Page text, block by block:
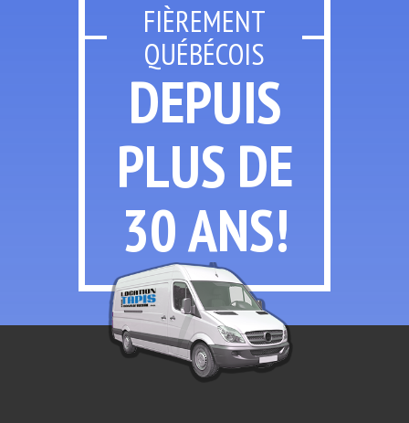
FIÈREMENT
QUÉBÉCOIS
DEPUIS
PLUS DE
30 ANS!